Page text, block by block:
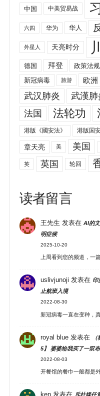
中国 中美贸易战
六四 华为 华人
外星人 天亮时分
德国 拜登 政策法规
新冠病毒
旅游 欧洲
武汉肺炎 武漢肺
法国 法轮功
港版《國安法》 港版国
章天亮 美 美国
英 英国 轮回
读者留言
王先生 发表在 AI的
明症候
2025-10-20
上周看到您的频道，一
uslivjunoji 发表在 印
止航班入境
2022-08-30
新冠病毒一直在变种，
royal blue发表在
5】 婆婆给我买了一双
2022-08-03
开餐馆的餐巾一般都是
ken发表在 斥社媒任